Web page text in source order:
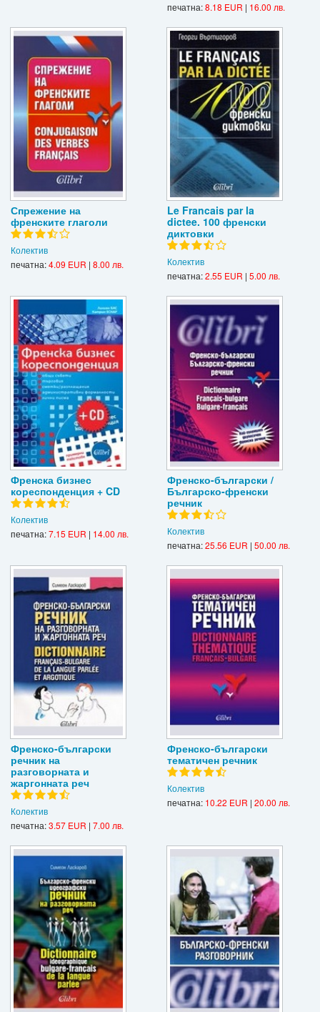
печатна:8.18 EUR | 16.00 лв.
Спрежение на
френските глаголи
Колектив
печатна:4.09 EUR | 8.00 лв.
Le Francais par la
dictee. 100 френски
диктовки
Колектив
печатна:2.55 EUR | 5.00 лв.
Френска бизнес
кореспонденция + CD
Колектив
печатна:7.15 EUR | 14.00 лв.
Френско-български /
Българско-френски
речник
Колектив
печатна:25.56 EUR | 50.00 лв.
Френско-български
речник на
разговорната и
жаргонната реч
Колектив
печатна:3.57 EUR | 7.00 лв.
Френско-български
тематичен речник
Колектив
печатна: 10.22 EUR | 20.00 лв.